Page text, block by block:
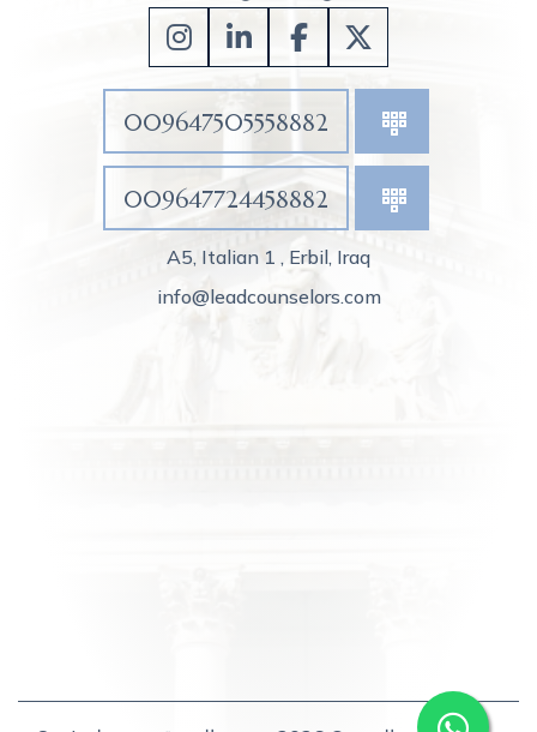
009647505558882
009647724458882
A5, Italian 1 , Erbil, Iraq
info@leadcounselors.com